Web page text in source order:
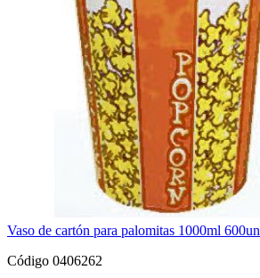
Vaso de cartón para palomitas 1000ml 600un
Código 0406262